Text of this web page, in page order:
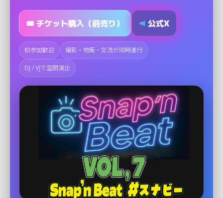
🎟 チケット購入（前売り） 公式X
初参加歓迎 撮影・物販・交流が同時進行
DJ / VJで空間演出